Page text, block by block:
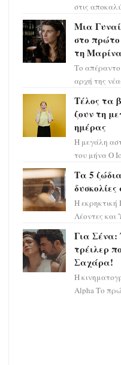
στις
ορόσημο,
Μια
στο πρώτο
τη
Το
αρχή της
Τέλος τα
ζουν τη
ημέρας
Η μεγάλη
του μήνα Ο
περνάει στο
Τα 5
Η εκρηκτική
Λέοντες και
χάους,
Για Σένα:
τρέιλερ
Σαχάρα!
Η
Alpha Το